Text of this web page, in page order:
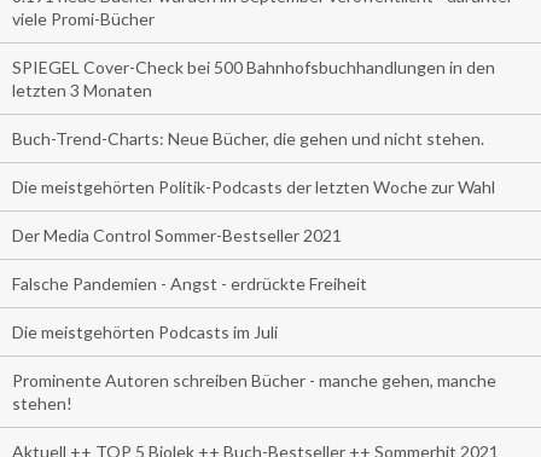
viele Promi-Bücher
SPIEGEL Cover-Check bei 500 Bahnhofsbuchhandlungen in den
letzten 3 Monaten
Buch-Trend-Charts: Neue Bücher, die gehen und nicht stehen.
Die meistgehörten Politik-Podcasts der letzten Woche zur Wahl
Der Media Control Sommer-Bestseller 2021
Falsche Pandemien - Angst - erdrückte Freiheit
Die meistgehörten Podcasts im Juli
Prominente Autoren schreiben Bücher - manche gehen, manche
stehen!
Aktuell ++ TOP 5 Biolek ++ Buch-Bestseller ++ Sommerhit 2021